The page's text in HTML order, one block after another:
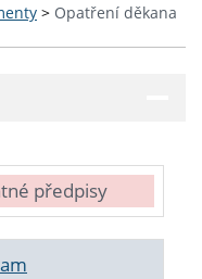
> Opatření děkana
předpisy